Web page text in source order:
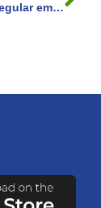
Katy Perry é multada por gravação irregular em parque natural na Espanha